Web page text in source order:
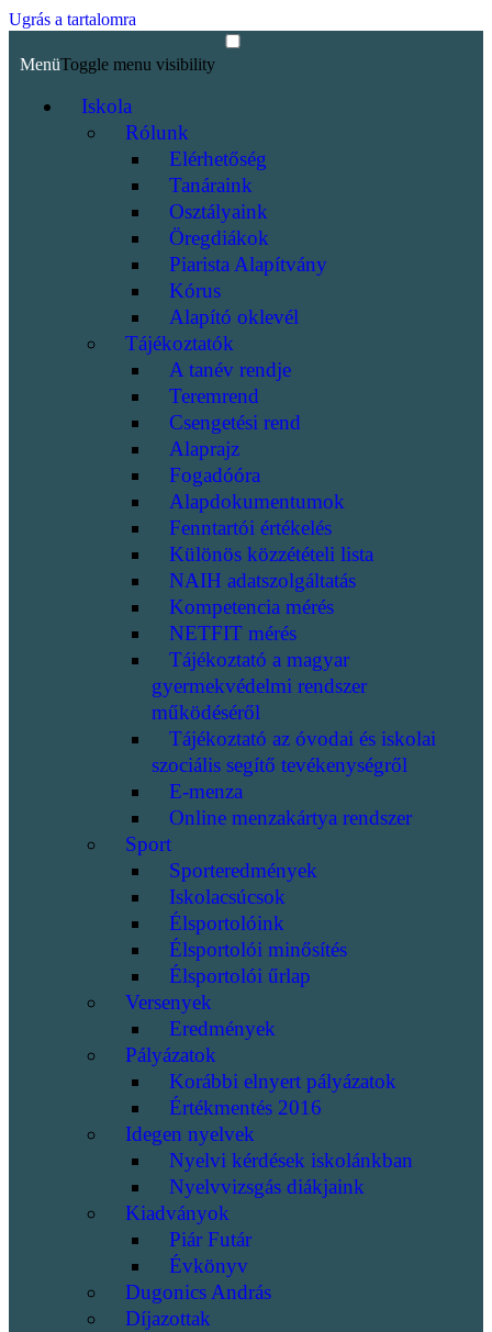
Ugrás a tartalomra
MenüToggle menu visibility
Iskola
Rólunk
Elérhetőség
Tanáraink
Osztályaink
Öregdiákok
Piarista Alapítvány
Kórus
Alapító oklevél
Tájékoztatók
A tanév rendje
Teremrend
Csengetési rend
Alaprajz
Fogadóóra
Alapdokumentumok
Fenntartói értékelés
Különös közzétételi lista
NAIH adatszolgáltatás
Kompetencia mérés
NETFIT mérés
Tájékoztató a magyar
gyermekvédelmi rendszer
működéséről
Tájékoztató az óvodai és iskolai
szociális segítő tevékenységről
E-menza
Online menzakártya rendszer
Sport
Sporteredmények
Iskolacsúcsok
Élsportolóink
Élsportolói minősítés
Élsportolói űrlap
Versenyek
Eredmények
Pályázatok
Korábbi elnyert pályázatok
Értékmentés 2016
Idegen nyelvek
Nyelvi kérdések iskolánkban
Nyelvvizsgás diákjaink
Kiadványok
Piár Futár
Évkönyv
Dugonics András
Díjazottak